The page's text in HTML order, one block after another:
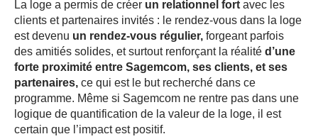
La loge a permis de créer un relationnel fort avec les
clients et partenaires invités : le rendez-vous dans la loge
est devenu un rendez-vous régulier, forgeant parfois
des amitiés solides, et surtout renforçant la réalité d’une
forte proximité entre Sagemcom, ses clients, et ses
partenaires, ce qui est le but recherché dans ce
programme. Même si Sagemcom ne rentre pas dans une
logique de quantification de la valeur de la loge, il est
certain que l’impact est positif.